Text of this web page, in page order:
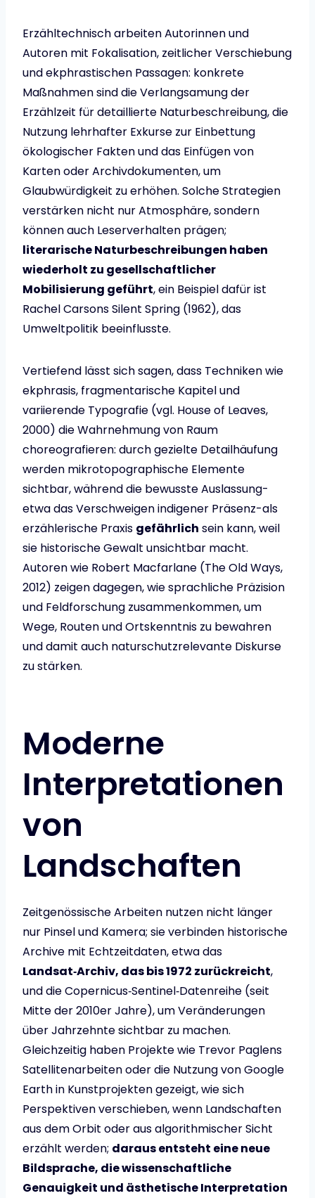
Erzähltechnisch arbeiten Autorinnen und
Autoren mit Fokalisation, zeitlicher Verschiebung
und ekphrastischen Passagen: konkrete
Maßnahmen sind die Verlangsamung der
Erzählzeit für detaillierte Naturbeschreibung, die
Nutzung lehrhafter Exkurse zur Einbettung
ökologischer Fakten und das Einfügen von
Karten oder Archivdokumenten, um
Glaubwürdigkeit zu erhöhen. Solche Strategien
verstärken nicht nur Atmosphäre, sondern
können auch Leserverhalten prägen;
literarische Naturbeschreibungen haben
wiederholt zu gesellschaftlicher
Mobilisierung geführt, ein Beispiel dafür ist
Rachel Carsons Silent Spring (1962), das
Umweltpolitik beeinflusste.
Vertiefend lässt sich sagen, dass Techniken wie
ekphrasis, fragmentarische Kapitel und
variierende Typografie (vgl. House of Leaves,
2000) die Wahrnehmung von Raum
choreografieren: durch gezielte Detailhäufung
werden mikrotopographische Elemente
sichtbar, während die bewusste Auslassung-
etwa das Verschweigen indigener Präsenz-als
erzählerische Praxis gefährlich sein kann, weil
sie historische Gewalt unsichtbar macht.
Autoren wie Robert Macfarlane (The Old Ways,
2012) zeigen dagegen, wie sprachliche Präzision
und Feldforschung zusammenkommen, um
Wege, Routen und Ortskenntnis zu bewahren
und damit auch naturschutzrelevante Diskurse
zu stärken.
Moderne
Interpretationen
von
Landschaften
Zeitgenössische Arbeiten nutzen nicht länger
nur Pinsel und Kamera; sie verbinden historische
Archive mit Echtzeitdaten, etwa das
Landsat‑Archiv, das bis 1972 zurückreicht,
und die Copernicus‑Sentinel‑Datenreihe (seit
Mitte der 2010er Jahre), um Veränderungen
über Jahrzehnte sichtbar zu machen.
Gleichzeitig haben Projekte wie Trevor Paglens
Satellitenarbeiten oder die Nutzung von Google
Earth in Kunstprojekten gezeigt, wie sich
Perspektiven verschieben, wenn Landschaften
aus dem Orbit oder aus algorithmischer Sicht
erzählt werden; daraus entsteht eine neue
Bildsprache, die wissenschaftliche
Genauigkeit und ästhetische Interpretation